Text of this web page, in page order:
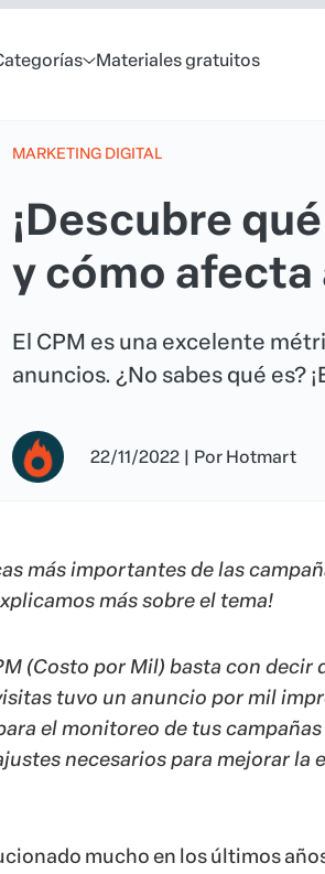
Materiales gratuitos
MARKETING DIGITAL
¡Descubre
y cómo afecta
El CPM es una excelente
anuncios. ¿No sabes qué es?
22/11/2022 | Por Hotmart
más importantes de las
más sobre el tema!
(Costo por Mil) basta con decir
tuvo un anuncio por mil
el monitoreo de tus campañas
necesarios para mejorar la
mucho en los últimos